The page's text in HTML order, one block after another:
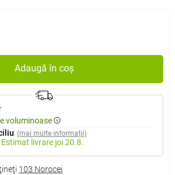
Adaugă în coș
voluminoase
(mai multe informații)
Estimat livrare joi 20.8.
103 Norocei